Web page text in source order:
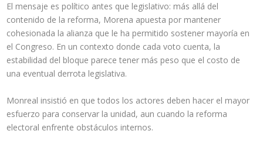
El mensaje es político antes que legislativo: más allá del
contenido de la reforma, Morena apuesta por mantener
cohesionada la alianza que le ha permitido sostener mayoría en
el Congreso. En un contexto donde cada voto cuenta, la
estabilidad del bloque parece tener más peso que el costo de
una eventual derrota legislativa.
Monreal insistió en que todos los actores deben hacer el mayor
esfuerzo para conservar la unidad, aun cuando la reforma
electoral enfrente obstáculos internos.